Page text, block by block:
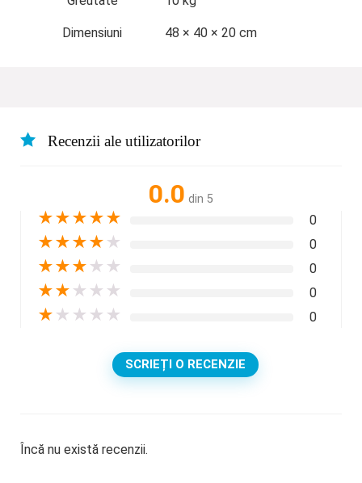
Dimensiuni 48 × 40 × 20 cm
Recenzii ale utilizatorilor
0.0 din 5
★★★★★ 0
★★★★ ★ 0
★★★ ★ ★ 0
★★ ★ ★ ★ 0
★ ★ ★ ★ ★ 0
SCRIEȚI O RECENZIE
Încă nu există recenzii.